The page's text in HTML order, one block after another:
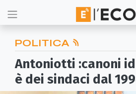
POLITICA
Antoniotti :canoni
è dei sindaci dal